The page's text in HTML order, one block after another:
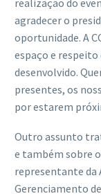
realização do
agradecer o
oportunidade. A
espaço e
desenvolvido.
presentes, os
por estarem
Outro assunto
e também sobre
representante da
Gerenciamento